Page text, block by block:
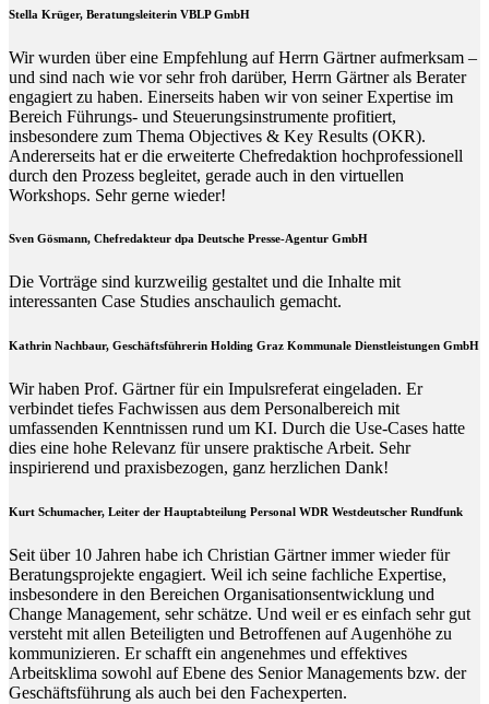
Stella Krüger, Beratungsleiterin VBLP GmbH
Wir wurden über eine Empfehlung auf Herrn Gärtner aufmerksam –
und sind nach wie vor sehr froh darüber, Herrn Gärtner als Berater
engagiert zu haben. Einerseits haben wir von seiner Expertise im
Bereich Führungs- und Steuerungsinstrumente profitiert,
insbesondere zum Thema Objectives & Key Results (OKR).
Andererseits hat er die erweiterte Chefredaktion hochprofessionell
durch den Prozess begleitet, gerade auch in den virtuellen
Workshops. Sehr gerne wieder!
Sven Gösmann, Chefredakteur dpa Deutsche Presse-Agentur GmbH
Die Vorträge sind kurzweilig gestaltet und die Inhalte mit
interessanten Case Studies anschaulich gemacht.
Kathrin Nachbaur, Geschäftsführerin Holding Graz Kommunale Dienstleistungen GmbH
Wir haben Prof. Gärtner für ein Impulsreferat eingeladen. Er
verbindet tiefes Fachwissen aus dem Personalbereich mit
umfassenden Kenntnissen rund um KI. Durch die Use-Cases hatte
dies eine hohe Relevanz für unsere praktische Arbeit. Sehr
inspirierend und praxisbezogen, ganz herzlichen Dank!
Kurt Schumacher, Leiter der Hauptabteilung Personal WDR Westdeutscher Rundfunk
Seit über 10 Jahren habe ich Christian Gärtner immer wieder für
Beratungsprojekte engagiert. Weil ich seine fachliche Expertise,
insbesondere in den Bereichen Organisationsentwicklung und
Change Management, sehr schätze. Und weil er es einfach sehr gut
versteht mit allen Beteiligten und Betroffenen auf Augenhöhe zu
kommunizieren. Er schafft ein angenehmes und effektives
Arbeitsklima sowohl auf Ebene des Senior Managements bzw. der
Geschäftsführung als auch bei den Fachexperten.